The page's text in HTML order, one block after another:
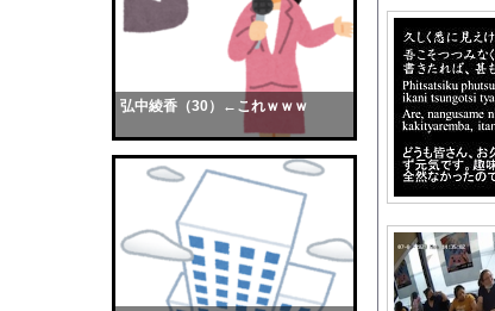
弘中綾香（30）←これｗｗｗ
究極神ゲー異
【アクナイ】
彫り師
【画像】おま
【画像】この
【朗報】齋藤
海外「日本よ
勇気を出して白